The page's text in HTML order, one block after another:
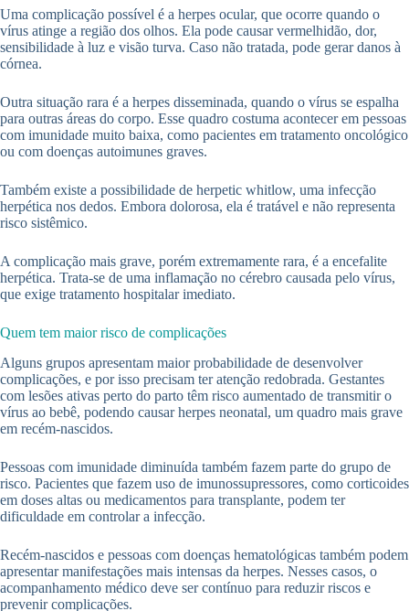
Uma complicação possível é a herpes ocular, que ocorre quando o
vírus atinge a região dos olhos. Ela pode causar vermelhidão, dor,
sensibilidade à luz e visão turva. Caso não tratada, pode gerar danos à
córnea.
Outra situação rara é a herpes disseminada, quando o vírus se espalha
para outras áreas do corpo. Esse quadro costuma acontecer em pessoas
com imunidade muito baixa, como pacientes em tratamento oncológico
ou com doenças autoimunes graves.
Também existe a possibilidade de herpetic whitlow, uma infecção
herpética nos dedos. Embora dolorosa, ela é tratável e não representa
risco sistêmico.
A complicação mais grave, porém extremamente rara, é a encefalite
herpética. Trata-se de uma inflamação no cérebro causada pelo vírus,
que exige tratamento hospitalar imediato.
Quem tem maior risco de complicações
Alguns grupos apresentam maior probabilidade de desenvolver
complicações, e por isso precisam ter atenção redobrada. Gestantes
com lesões ativas perto do parto têm risco aumentado de transmitir o
vírus ao bebê, podendo causar herpes neonatal, um quadro mais grave
em recém-nascidos.
Pessoas com imunidade diminuída também fazem parte do grupo de
risco. Pacientes que fazem uso de imunossupressores, como corticoides
em doses altas ou medicamentos para transplante, podem ter
dificuldade em controlar a infecção.
Recém-nascidos e pessoas com doenças hematológicas também podem
apresentar manifestações mais intensas da herpes. Nesses casos, o
acompanhamento médico deve ser contínuo para reduzir riscos e
prevenir complicações.